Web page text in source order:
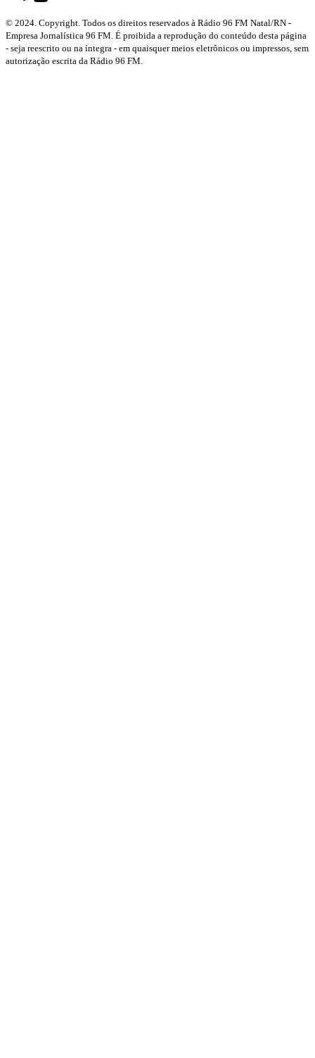
© 2024. Copyright. Todos os direitos reservados à Rádio 96 FM Natal/RN -
Empresa Jornalística 96 FM. É proibida a reprodução do conteúdo desta página
- seja reescrito ou na íntegra - em quaisquer meios eletrônicos ou impressos, sem
autorização escrita da Rádio 96 FM.